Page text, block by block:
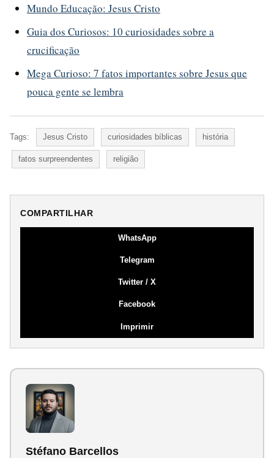
Mundo Educação: Jesus Cristo
Guia dos Curiosos: 10 curiosidades sobre a
crucificação
Mega Curioso: 7 fatos importantes sobre Jesus que
pouca gente se lembra
Tags: Jesus Cristo curiosidades bíblicas história
fatos surpreendentes religião
COMPARTILHAR
WhatsApp
Telegram
Twitter / X
Facebook
Imprimir
Stéfano Barcellos